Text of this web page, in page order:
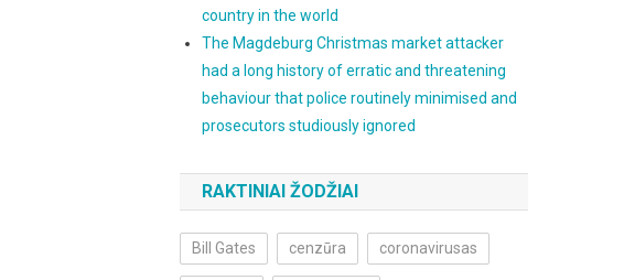
country in the world
The Magdeburg Christmas market attacker
had a long history of erratic and threatening
behaviour that police routinely minimised and
prosecutors studiously ignored
RAKTINIAI ŽODŽIAI
Bill Gates cenzūra coronavirusas